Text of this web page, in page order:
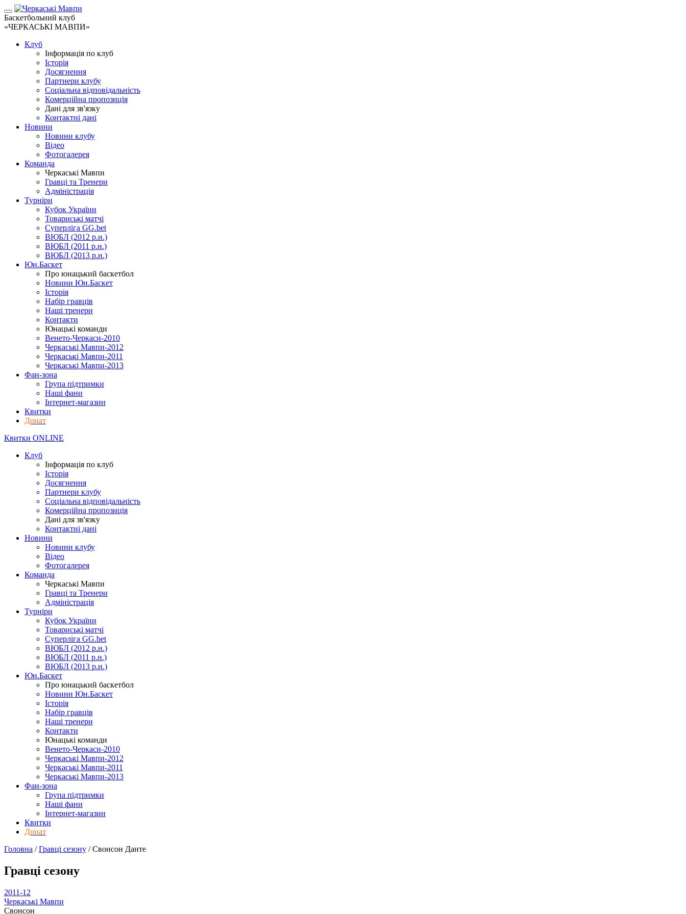
Баскетбольний клуб
«ЧЕРКАСЬКІ МАВПИ»
Клуб
Інформація по клуб
Історія
Досягнення
Партнери клубу
Соціальна відповідальність
Комерційна пропозиція
Дані для зв'язку
Контактні дані
Новини
Новини клубу
Відео
Фотогалерея
Команда
Черкаські Мавпи
Гравці та Тренери
Адміністрація
Турніри
Кубок України
Товариські матчі
Суперліга GG.bet
ВЮБЛ (2012 р.н.)
ВЮБЛ (2011 р.н.)
ВЮБЛ (2013 р.н.)
Юн.Баскет
Про юнацький баскетбол
Новини Юн.Баскет
Історія
Набір гравців
Наші тренери
Контакти
Юнацькі команди
Венето-Черкаси-2010
Черкаські Мавпи-2012
Черкаські Мавпи-2011
Черкаські Мавпи-2013
Фан-зона
Група підтримки
Наші фани
Інтернет-магазин
Квитки
Донат
Квитки ONLINE
Клуб
Інформація по клуб
Історія
Досягнення
Партнери клубу
Соціальна відповідальність
Комерційна пропозиція
Дані для зв'язку
Контактні дані
Новини
Новини клубу
Відео
Фотогалерея
Команда
Черкаські Мавпи
Гравці та Тренери
Адміністрація
Турніри
Кубок України
Товариські матчі
Суперліга GG.bet
ВЮБЛ (2012 р.н.)
ВЮБЛ (2011 р.н.)
ВЮБЛ (2013 р.н.)
Юн.Баскет
Про юнацький баскетбол
Новини Юн.Баскет
Історія
Набір гравців
Наші тренери
Контакти
Юнацькі команди
Венето-Черкаси-2010
Черкаські Мавпи-2012
Черкаські Мавпи-2011
Черкаські Мавпи-2013
Фан-зона
Група підтримки
Наші фани
Інтернет-магазин
Квитки
Донат
Головна /Гравці сезону /Свонсон Данте
Гравці сезону
2011-12
Черкаські Мавпи
Свонсон